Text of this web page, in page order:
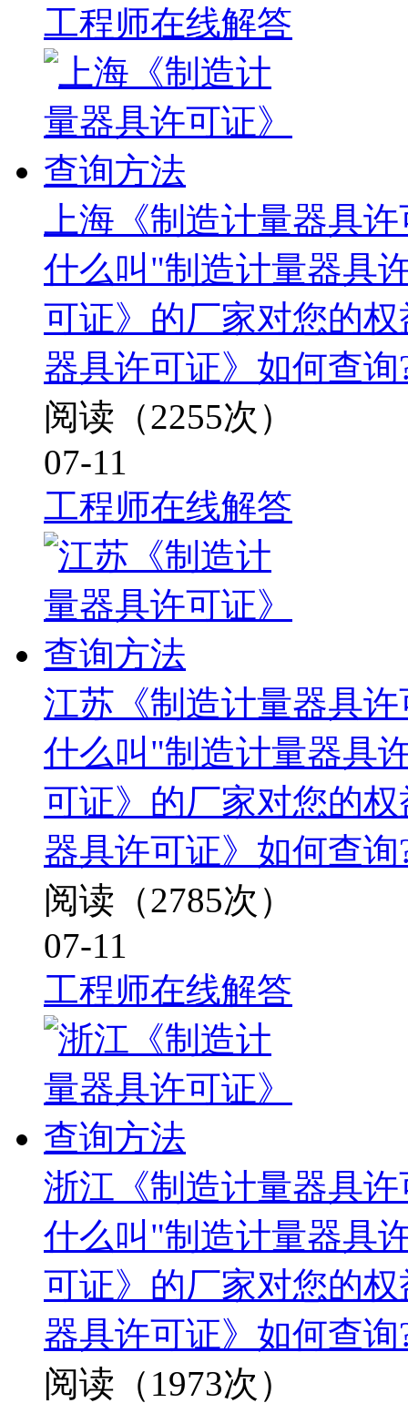
工程师在线解答
上海《制造计量器具
什么叫"制造计量器具
可证》的厂家对您的
器具许可证》如何查
阅读（2255次）
07-11
工程师在线解答
江苏《制造计量器具
什么叫"制造计量器具
可证》的厂家对您的
器具许可证》如何查
阅读（2785次）
07-11
工程师在线解答
浙江《制造计量器具
什么叫"制造计量器具
可证》的厂家对您的
器具许可证》如何查
阅读（1973次）